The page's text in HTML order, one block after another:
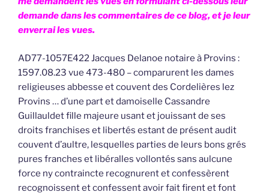
demande dans les commentaires de ce blog, et je leur
enverrai les vues.
AD77-1057E422 Jacques Delanoe notaire à Provins :
1597.08.23 vue 473-480 – comparurent les dames
religieuses abbesse et couvent des Cordelières lez
Provins … d’une part et damoiselle Cassandre
Guillauldet fille majeure usant et jouissant de ses
droits franchises et libertés estant de présent audit
couvent d’aultre, lesquelles parties de leurs bons grés
pures franches et libéralles vollontés sans aulcune
force ny contraincte recognurent et confessèrent
recognoissent et confessent avoir fait firent et font